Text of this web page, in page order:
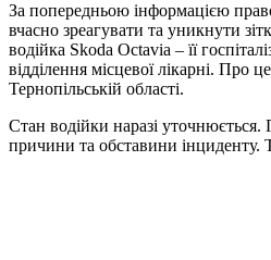
За попередньою інформацією
вчасно зреагувати та уникнути
водійка Skoda Octavia – її
відділення місцевої лікарні. Про це
Тернопільській області.
Стан водійки наразі уточнюється.
причини та обставини інциденту.